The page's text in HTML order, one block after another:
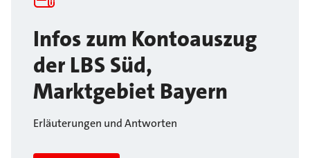
Infos zum Kontoauszug
der LBS Süd,
Marktgebiet Bayern
Erläuterungen und Antworten